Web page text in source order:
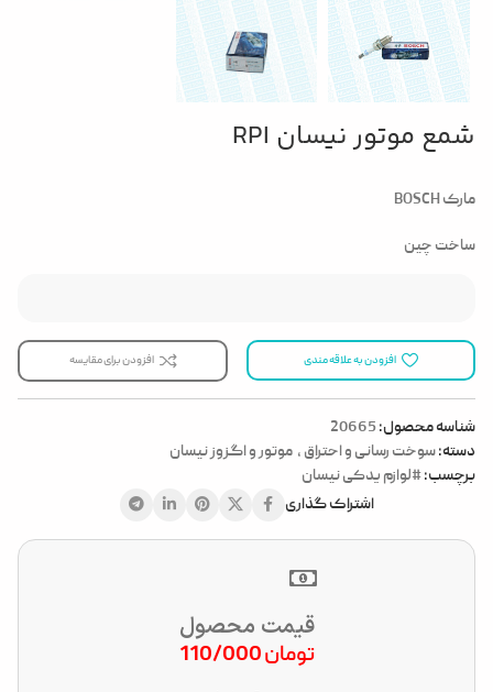
شمع موتور نیسان RPI
مارک BOSCH
ساخت چین
افزودن به علاقه مندی افزودن برای مقایسه
شناسه محصول:20665
دسته:سوخت رسانی و احتراق , موتور و اگزوز نیسان
برچسب:#لوازم یدکی نیسان
اشتراک گذاری
قیمت محصول
تومان